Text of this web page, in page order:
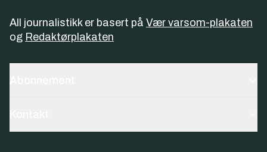
All journalistikk er basert på Vær varsom-plakaten
og Redaktørplakaten